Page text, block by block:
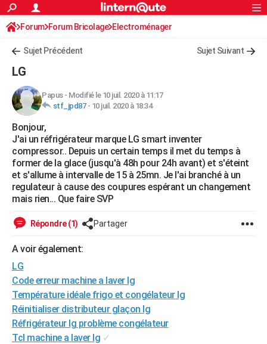
ACTUALITÉS
Politique
Société
Faits Divers
Education
Monde
Villes
+
FINANCE
Retraite
Impôts
Epargne
Immobilier
Risques naturels par ville
Banque
Assurance
Crédit
AUTO
Essais
Réserver un essai
Citadines
Berlines
SUV
Forum auto
+HIGH-TECH
Mobiles
Meilleur smartphone
Internet
Ordinateurs
Jeux vidéo
Guide high-tech
+BRICOLAGE
Forum
Aménagement intérieur
Extérieur
Cuisine
Salle de bains
Jardinage
Rangement
WEEK-END
Guides de France
Week-end nature
Art de vivre
Bien-être
Loisirs
Mode
Modes de vie
Alimentation
Guide de la santé
Maladies
Médicaments
Sommeil
Destinations
City break
Voyage nature
Voyage de noces
Forum
Climat
+PHOTO
GUIDES D'ACHAT
BONS PLANS
S'inscrire
Connexion
Forum Forum Bricolage Electroménager
Sujet Précédent Sujet Suivant
LG
Papus- Modifié le 10 juil. 2020 à 11:17
stf_jpd87- 10 juil. 2020 à 18:34
Bonjour,
J'ai un réfrigérateur marque LG smart inventer
compressor.. Depuis un certain temps il met du temps à
former de la glace (jusqu'à 48h pour 24h avant) et s'éteint
et s'allume à intervalle de 15 à 25mn. Je l'ai branché à un
regulateur à cause des coupures espérant un changement
mais rien... Que faire SVP
Répondre (1) Partager
A voir également:
LG
Code erreur machine a laver lg
Température idéale frigo et congélateur lg
Réinitialiser distributeur glaçon lg
Réfrigérateur lg problème congélateur
Tcl machine a laver lg ✓